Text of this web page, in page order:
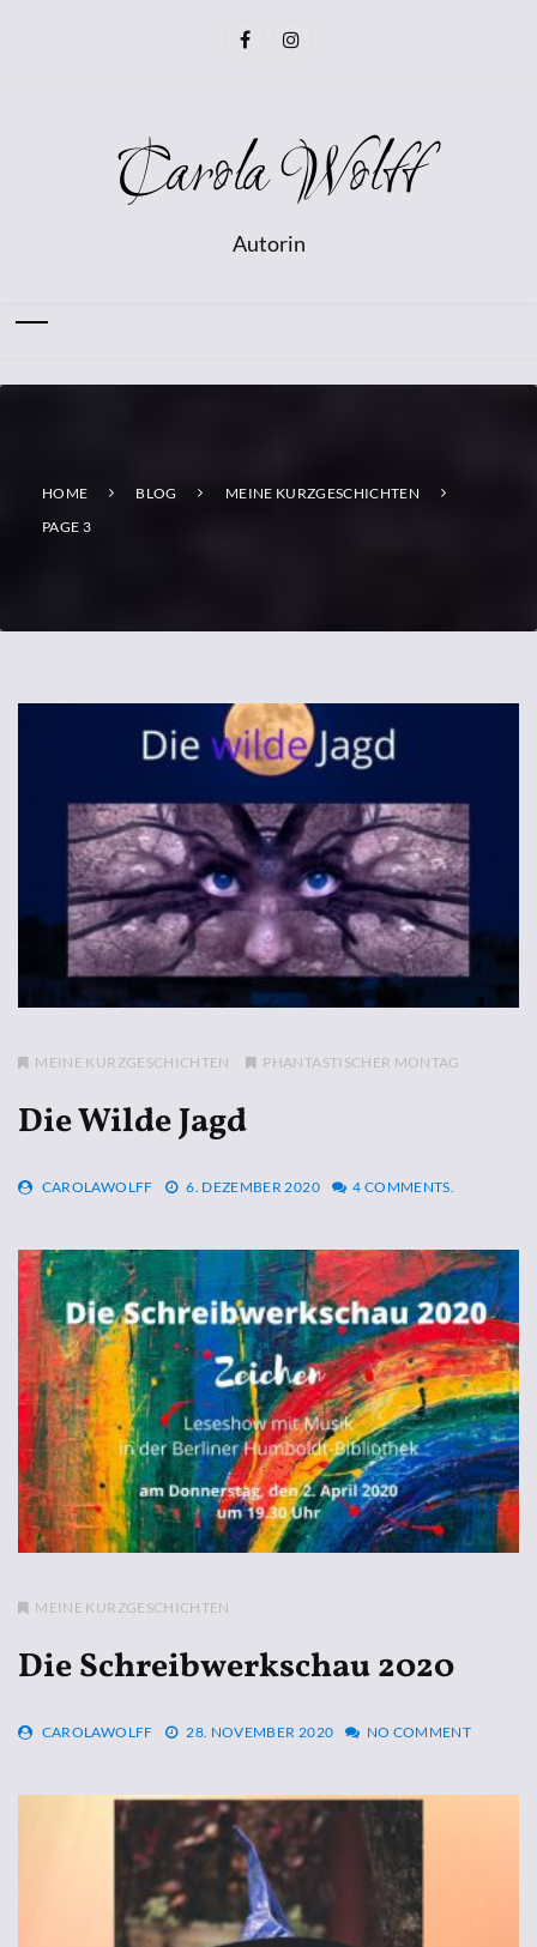
Carola Wolff
Autorin
HOME BLOG
MEINE KURZGESCHICHTEN
PAGE 3
MEINE KURZGESCHICHTEN PHANTASTISCHER MONTAG
Die Wilde Jagd
CAROLAWOLFF 6. DEZEMBER 2020 4 COMMENTS.
MEINE KURZGESCHICHTEN
Die Schreibwerkschau 2020
CAROLAWOLFF 28. NOVEMBER 2020 NO COMMENT